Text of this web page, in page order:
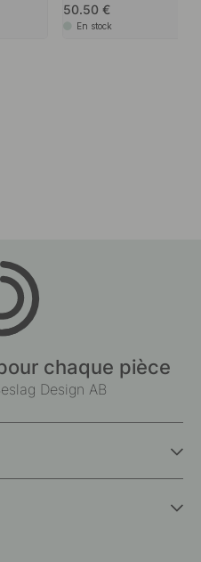
50.50
En stock
chaque pièce
Design AB